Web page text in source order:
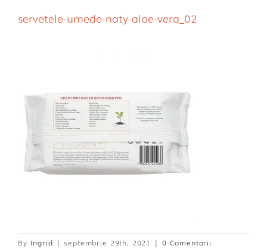
servetele-umede-naty-aloe-vera_02
By Ingrid | septembrie 29th, 2021 | 0 Comentarii